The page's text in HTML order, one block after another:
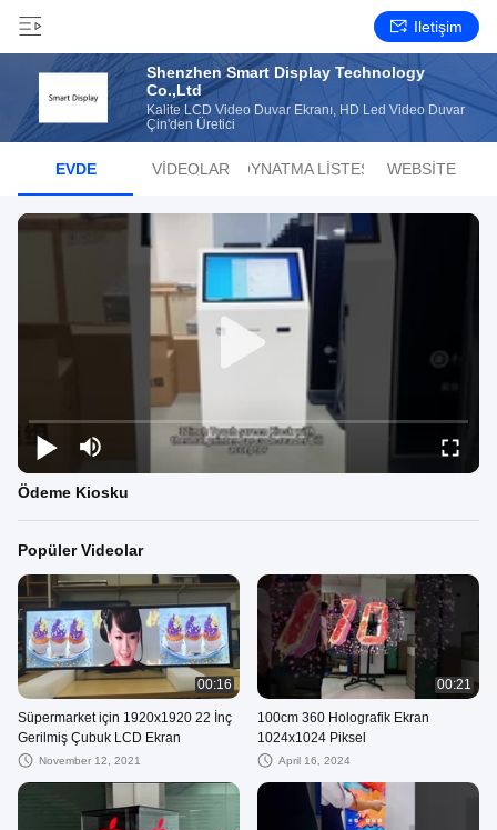
Iletişim
Shenzhen Smart Display Technology
Co.,Ltd
Kalite LCD Video Duvar Ekranı, HD Led Video Duvar
Çin'den Üretici
EVDE VIDEOLAR OYNATMA LISTESI WEBSITE
Ödeme Kiosku
Popüler Videolar
00:16
Süpermarket için 1920x1920 22 İnç
Gerilmiş Çubuk LCD Ekran
November 12, 2021
00:21
100cm 360 Holografik Ekran
1024x1024 Piksel
April 16, 2024